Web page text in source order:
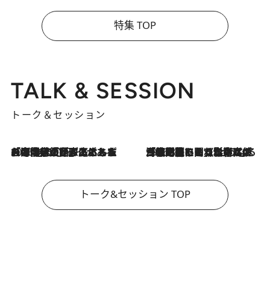
特集 TOP
TALK & SESSION
トーク＆セッション
2026.8.3
「今後値上げがあるとすれば…」「リスクがあるのは今年の冬」エネルギー専門家が語る、ホルムズ海峡封鎖が家庭にもたらす“ある心配” 2026.8.3
「住宅建てられない…」「サーチャージ料の高値が続いている」ホルムズ海峡封鎖による影響はいつまで続く？《エネルギー専門家に聞く“どうなる日本の暮らし”》
トーク&セッション TOP